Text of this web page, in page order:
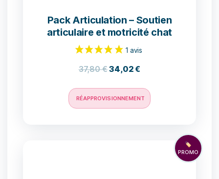
Pack Articulation – Soutien
articulaire et motricité chat
37,80€34,02€
RÉAPPROVISIONNEMENT
🏷️
PROMO